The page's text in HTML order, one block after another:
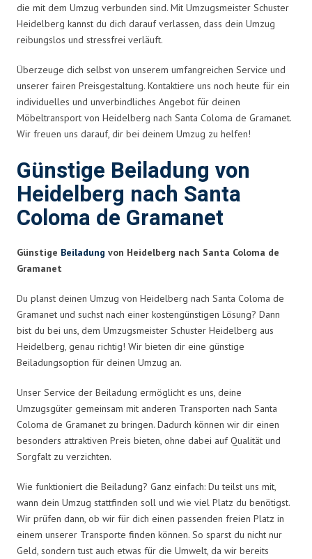
die mit dem Umzug verbunden sind. Mit Umzugsmeister Schuster
Heidelberg kannst du dich darauf verlassen, dass dein Umzug
reibungslos und stressfrei verläuft.
Überzeuge dich selbst von unserem umfangreichen Service und
unserer fairen Preisgestaltung. Kontaktiere uns noch heute für ein
individuelles und unverbindliches Angebot für deinen
Möbeltransport von Heidelberg nach Santa Coloma de Gramanet.
Wir freuen uns darauf, dir bei deinem Umzug zu helfen!
Günstige Beiladung von
Heidelberg nach Santa
Coloma de Gramanet
Günstige Beiladung von Heidelberg nach Santa Coloma de
Gramanet
Du planst deinen Umzug von Heidelberg nach Santa Coloma de
Gramanet und suchst nach einer kostengünstigen Lösung? Dann
bist du bei uns, dem Umzugsmeister Schuster Heidelberg aus
Heidelberg, genau richtig! Wir bieten dir eine günstige
Beiladungsoption für deinen Umzug an.
Unser Service der Beiladung ermöglicht es uns, deine
Umzugsgüter gemeinsam mit anderen Transporten nach Santa
Coloma de Gramanet zu bringen. Dadurch können wir dir einen
besonders attraktiven Preis bieten, ohne dabei auf Qualität und
Sorgfalt zu verzichten.
Wie funktioniert die Beiladung? Ganz einfach: Du teilst uns mit,
wann dein Umzug stattfinden soll und wie viel Platz du benötigst.
Wir prüfen dann, ob wir für dich einen passenden freien Platz in
einem unserer Transporte finden können. So sparst du nicht nur
Geld, sondern tust auch etwas für die Umwelt, da wir bereits